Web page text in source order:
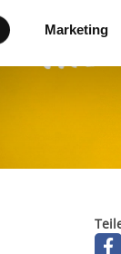
Cookie-
müssen Sie
Einwilligung für
Bitte
erforderlich zur
Marketing